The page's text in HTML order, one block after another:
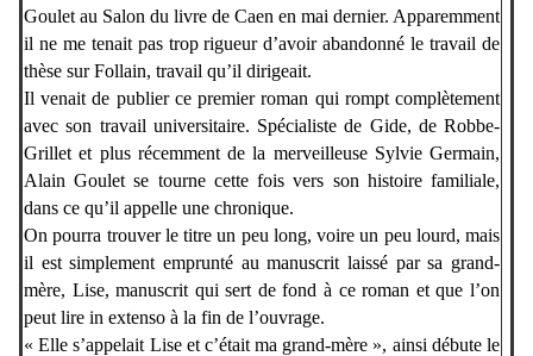
Goulet au Salon du livre de Caen en mai dernier. Apparemment
il ne me tenait pas trop rigueur d’avoir abandonné le travail de
thèse sur Follain, travail qu’il dirigeait.
Il venait de publier ce premier roman qui rompt complètement
avec son travail universitaire. Spécialiste de Gide, de Robbe-
Grillet et plus récemment de la merveilleuse Sylvie Germain,
Alain Goulet se tourne cette foisvers son histoire familiale,
dans ce qu’il appelle une chronique.
On pourra trouver le titre un peu long, voire un peu lourd, mais
il est simplement emprunté au manuscrit laissé par sa grand-
mère, Lise, manuscrit qui sert de fond à ce roman et que l’on
peut lire in extenso à la fin de l’ouvrage.
« Elle s’appelait Lise et c’était ma grand-mère », ainsi débute le